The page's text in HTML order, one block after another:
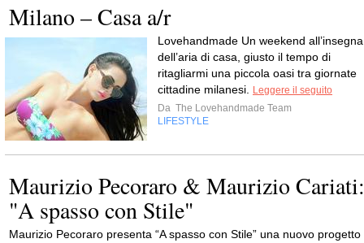
Milano – Casa a/r
Lovehandmade Un weekend all’insegna
dell’aria di casa, giusto il tempo di
ritagliarmi una piccola oasi tra giornate
cittadine milanesi.
Leggere il seguito
Da The Lovehandmade Team
LIFESTYLE
Maurizio Pecoraro & Maurizio Cariati:
"A spasso con Stile"
Maurizio Pecoraro presenta “A spasso con Stile” una nuovo progetto